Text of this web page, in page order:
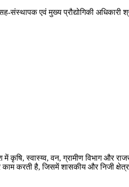
एवं मुख्य प्रौद्योगिकी अधिकारी
कृषि, स्वास्य्व, वन, ग्रामीण विभाग और
काम करती है, जिसमें शासकीय और निजी